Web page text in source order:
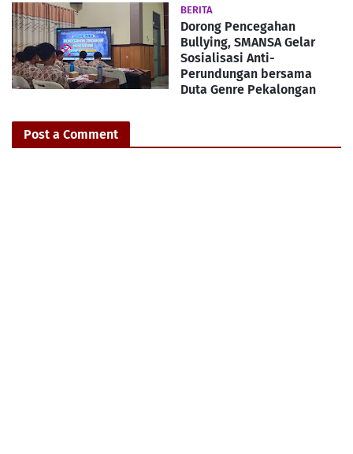
BERITA
Dorong Pencegahan
Bullying, SMANSA Gelar
Sosialisasi Anti-
Perundungan bersama
Duta Genre Pekalongan
Post a Comment